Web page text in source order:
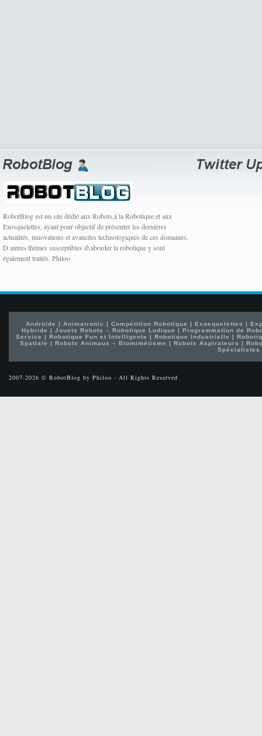
RobotBlog est un site dédié aux Robots,à la Robotique et aux
Exosquelettes, ayant pour objectif de présenter les dernières
actualités, innovations et avancées technologiques de ces domaines.
D autres thèmes susceptibles d\'aborder la robotique y sont
également traités. Philoo
Androïde | Animatronic | Compétition Robotique | Exosquelettes |
Hybride |Jouets Robots – Robotique Ludique |Programmation de
Service | Robotique Fun et Intelligente | Robotique Industrielle |
Spatiale | Robots Animaux – Biomimétisme | Robots Aspirateurs |
Spécialistes
2007-2026 © RobotBlog by Philoo - All Rights Reserved